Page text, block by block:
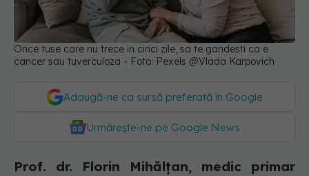
Orice tuse care nu trece in cinci zile, sa te gandesti ca e
cancer sau tuverculoza - Foto: Pexels @Vlada Karpovich
Adaugă-ne ca sursă preferată în Google
Urmărește-ne pe Google News
Prof. dr. Florin Mihălțan, medic primar